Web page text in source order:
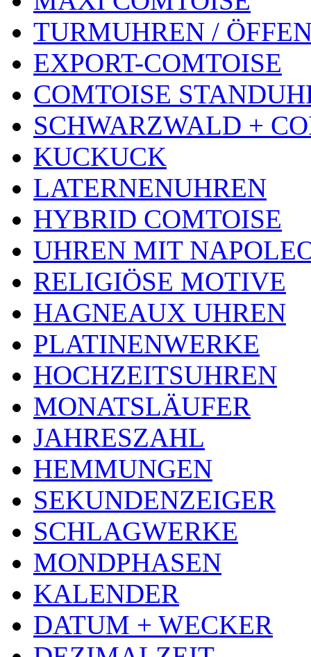
TURMUHREN /
EXPORT-COMTOISE
COMTOISE
SCHWARZWALD +
KUCKUCK
LATERNENUHREN
HYBRID COMTOISE
UHREN MIT
RELIGIÖSE MOTIVE
HAGNEAUX UHREN
PLATINENWERKE
HOCHZEITSUHREN
MONATSLÄUFER
JAHRESZAHL
HEMMUNGEN
SEKUNDENZEIGER
SCHLAGWERKE
MONDPHASEN
KALENDER
DATUM + WECKER